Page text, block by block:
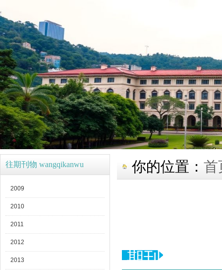
往期刊物 wangqikanwu
2009
2010
2011
2012
2013
你的位置： 首
期刊目录